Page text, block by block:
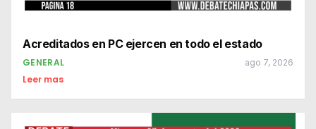
Acreditados en PC ejercen en todo el estado
GENERAL ago 7, 2026
Leer mas